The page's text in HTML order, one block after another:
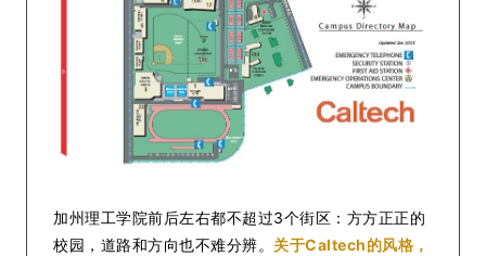
加州理工学院前后左右都不超过3个街区：方方正正的
校园，道路和方向也不难分辨。 关于Caltech的风格，